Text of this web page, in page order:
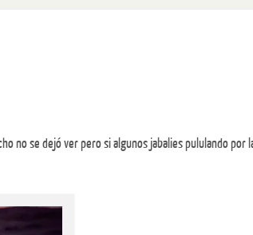
no se dejó ver pero si algunos jabalies pululando por